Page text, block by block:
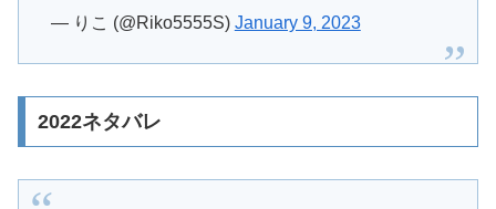
— りこ (@Riko5555S) January 9, 2023
2022ネタバレ